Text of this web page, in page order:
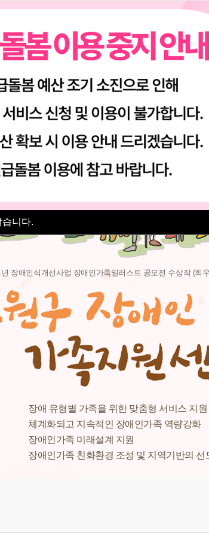
니다.
우리 센터는
법인소개
센터소개
함께하는 사람들
찾아오시는 길
년 장애인식개선사업 장애인가족일러스트 공모전 수상작 (최
장애 유형별 가족을 위한 맞춤형 서비스 지원
체계화되고 지속적인 장애인가족 역량강화
장애인가족 미래설계 지원
장애인가족 친화환경 조성 및 지역기반의